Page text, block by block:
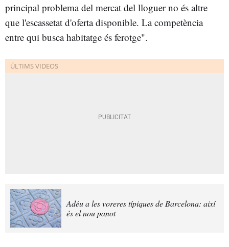
principal problema del mercat del lloguer no és altre
que l'escassetat d'oferta disponible. La competència
entre qui busca habitatge és ferotge".
Adéu a les voreres típiques de Barcelona: així
és el nou panot